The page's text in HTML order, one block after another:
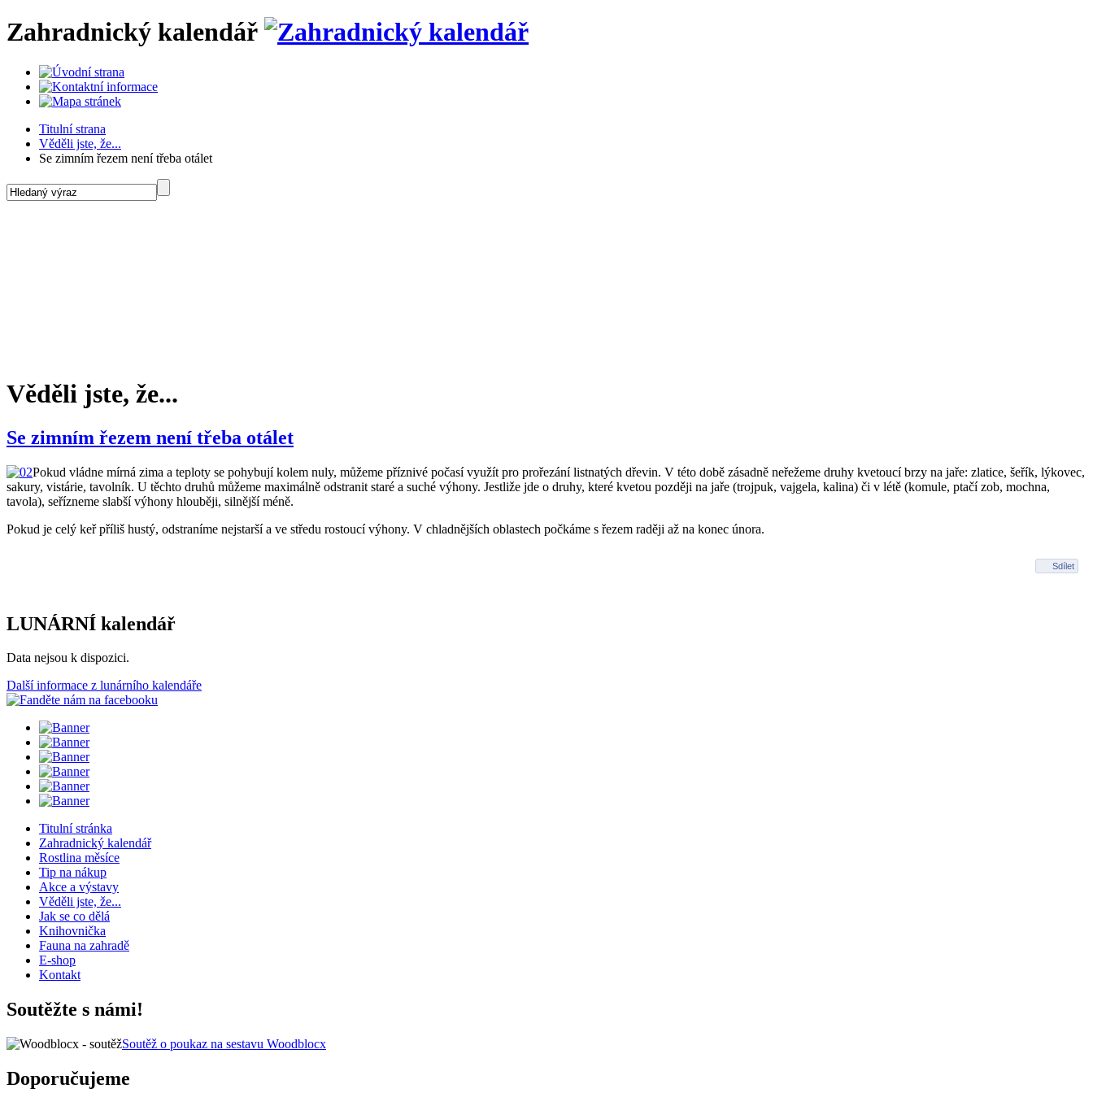
Zahradnický kalendář
Titulní strana
Věděli jste, že...
Se zimním řezem není třeba otálet
Věděli jste, že...
Se zimním řezem není třeba otálet
Pokud vládne mírná zima a teploty se pohybují kolem nuly, můžeme příznivé počasí využít pro prořezání listnatých dřevin. V této době zásadně neřežeme druhy kvetoucí brzy na jaře: zlatice, šeřík, lýkovec,
sakury, vistárie, tavolník. U těchto druhů můžeme maximálně odstranit staré a suché výhony. Jestliže jde o druhy, které kvetou později na jaře (trojpuk, vajgela, kalina) či v létě (komule, ptačí zob, mochna,
tavola), seřízneme slabší výhony hlouběji, silnější méně.
Pokud je celý keř příliš hustý, odstraníme nejstarší a ve středu rostoucí výhony. V chladnějších oblastech počkáme s řezem raději až na konec února.
Sdílet
LUNÁRNÍ kalendář
Data nejsou k dispozici.
Další informace z lunárního kalendáře
Titulní stránka
Zahradnický kalendář
Rostlina měsíce
Tip na nákup
Akce a výstavy
Věděli jste, že...
Jak se co dělá
Knihovnička
Fauna na zahradě
E-shop
Kontakt
Soutěžte s námi!
Soutěž o poukaz na sestavu Woodblocx
Doporučujeme